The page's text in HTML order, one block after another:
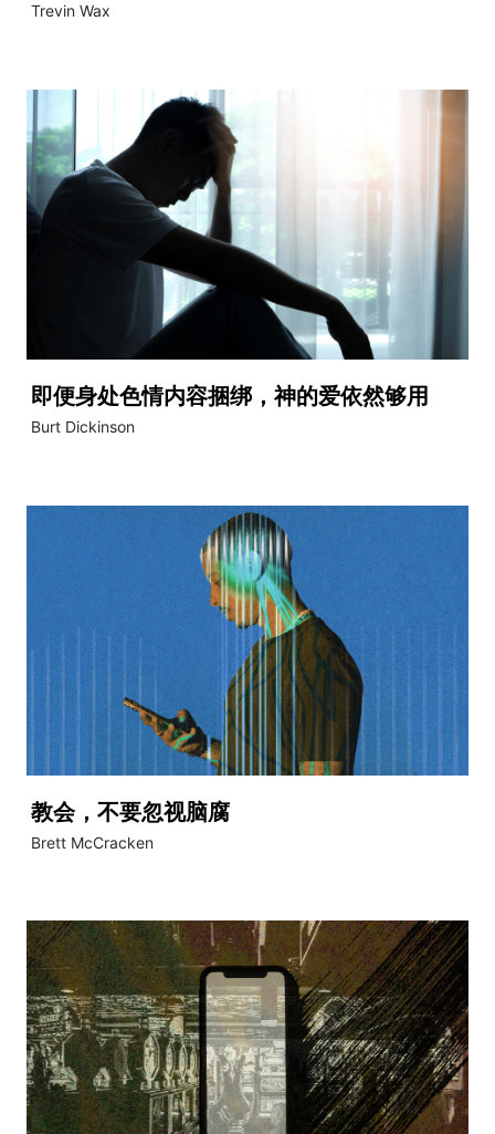
Trevin Wax
即便身处色情内容捆绑，神的爱依然够用
Burt Dickinson
教会，不要忽视脑腐
Brett McCracken